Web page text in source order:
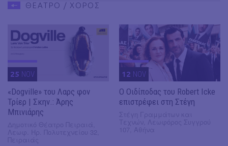
ΘΕΑΤΡΟ / ΧΟΡΟΣ
25 NOV
«Dogville» του Λαρς φον
Τρίερ | Σκην.: Άρης
Μπινιάρης
12 NOV
O Οιδίποδας του Robert Icke
επιστρέφει στη Στέγη